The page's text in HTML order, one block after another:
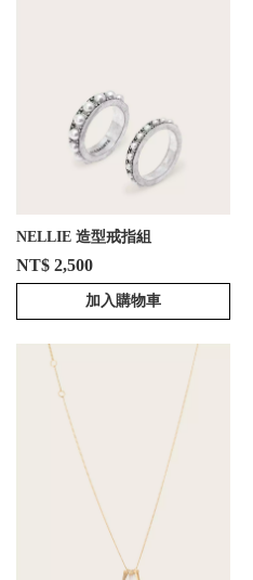
NELLIE 造型戒指組
NT$ 2,500
加入購物車